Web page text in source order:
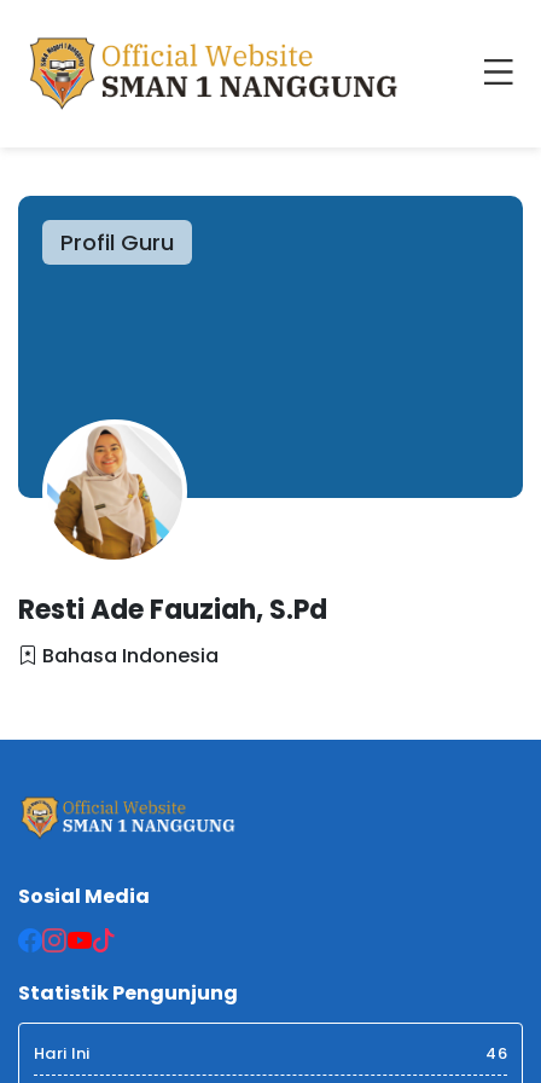
Profil Guru
Resti Ade Fauziah, S.Pd
Bahasa Indonesia
Sosial Media
Statistik Pengunjung
Hari Ini 46